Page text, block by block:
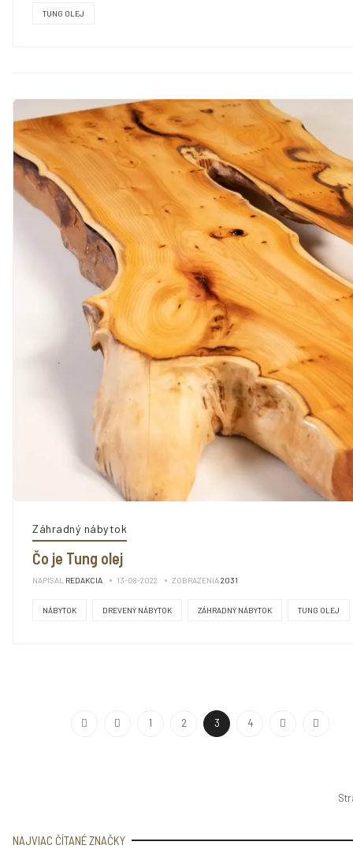
TUNG OLEJ
Záhradný nábytok
Čo je Tung olej
NAPÍSAL REDAKCIA 13-08-2022 ZOBRAZENIA2031
NÁBYTOK DREVENÝ NÁBYTOK ZÁHRADNÝ NÁBYTOK TUNG OLEJ
1 2 3 4
NAJVIAC ČÍTANÉ ZNAČKY